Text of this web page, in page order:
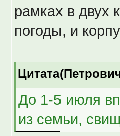
рамках в двух
погоды, и
До 1-5 июля
из семьи,